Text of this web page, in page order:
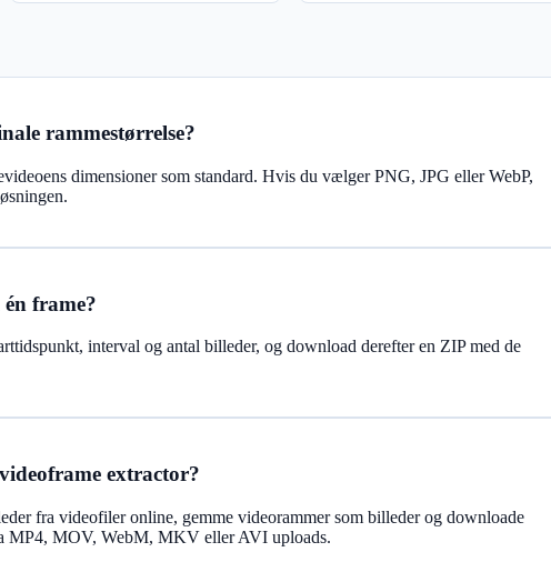
rammestørrelse?
dimensioner som standard. Hvis du vælger PNG, JPG eller WebP,
frame?
interval og antal billeder, og download derefter en ZIP med de
extractor?
fra videofiler online, gemme videorammer som billeder og downloade
MP4, MOV, WebM, MKV eller AVI uploads.